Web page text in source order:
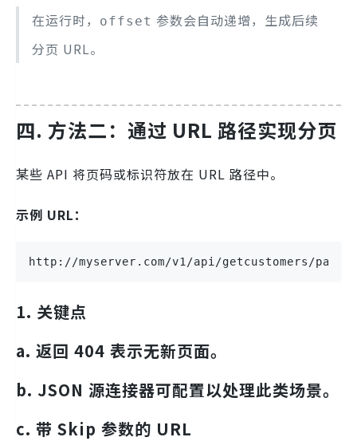
在运行时， offset 参数会自动递增，生成后续
分页 URL。
四. 方法二：通过 URL 路径实现分页
某些 API 将页码或标识符放在 URL 路径中。
示例 URL：
http://myserver.com/v1/api/getcustomers/page/
1. 关键点
a. 返回 404 表示无新页面。
b. JSON 源连接器可配置以处理此类场景。
c. 带 Skip 参数的 URL